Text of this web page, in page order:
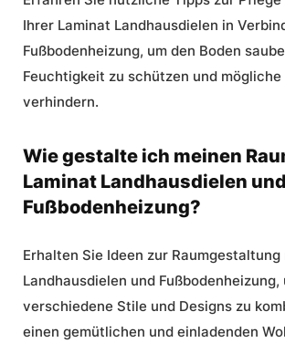
Ihrer Laminat Landhausdielen in
Fußbodenheizung, um den Boden
Feuchtigkeit zu schützen und mögliche
verhindern.
Wie gestalte ich meinen
Laminat Landhausdielen und
Fußbodenheizung?
Erhalten Sie Ideen zur Raumgestaltung
Landhausdielen und Fußbodenheizung,
verschiedene Stile und Designs zu
einen gemütlichen und einladenden